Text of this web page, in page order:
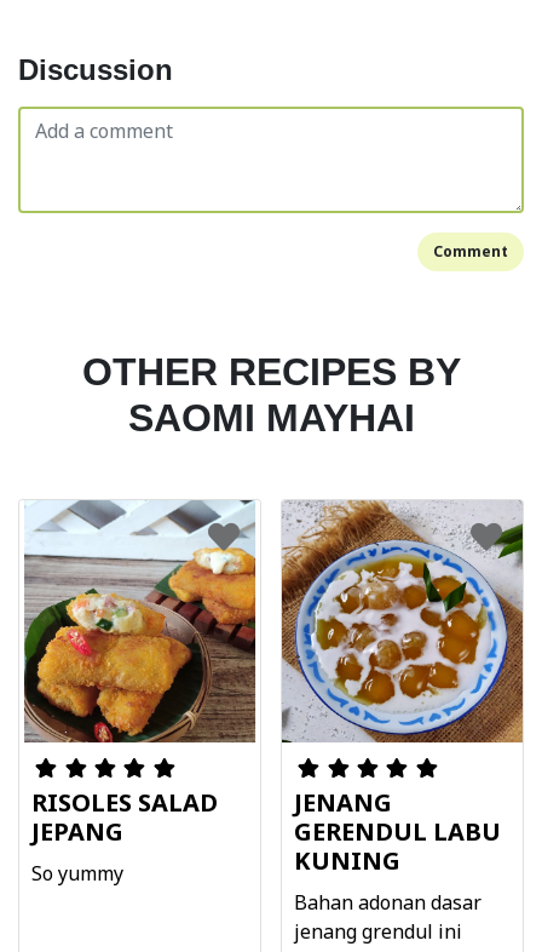
Discussion
Comment
OTHER RECIPES BY
SAOMI MAYHAI
RISOLES SALAD
JEPANG
So yummy
JENANG
GERENDUL LABU
KUNING
Bahan adonan dasar
jenang grendul ini